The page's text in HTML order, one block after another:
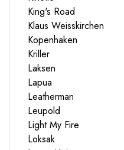
King's Road
Klaus Weisskirchen
Kopenhaken
Kriller
Laksen
Lapua
Leatherman
Leupold
Light My Fire
Loksak